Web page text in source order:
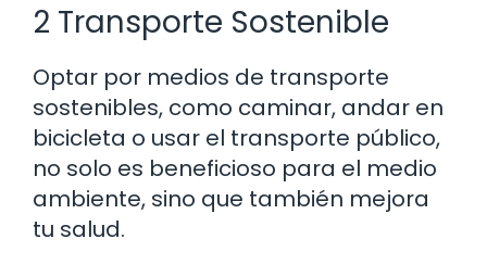
2 Transporte Sostenible
Optar por medios de transporte
sostenibles, como caminar, andar en
bicicleta o usar el transporte público,
no solo es beneficioso para el medio
ambiente, sino que también mejora
tu salud.